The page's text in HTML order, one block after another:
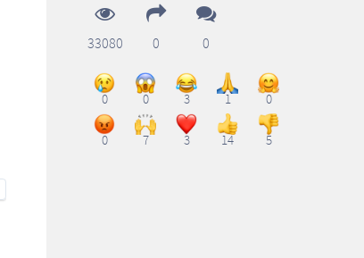
33080 0 0
0 0 3 1 0
0 7 3 14 5